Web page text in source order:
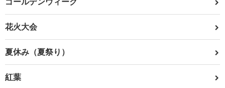
花火大会
夏休み（夏祭り）
紅葉